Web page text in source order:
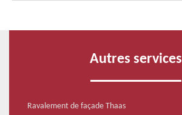
Autres services
Ravalement de façade Thaas